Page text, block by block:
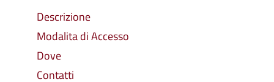
Descrizione
Modalita di Accesso
Dove
Contatti